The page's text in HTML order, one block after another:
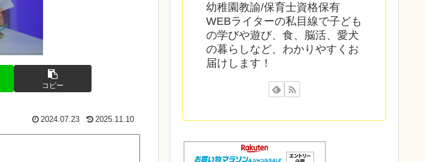
コピー
2024.07.23 2025.11.10
幼稚園教諭/保育士資格保有
WEBライターの私目線で子ども
の学びや遊び、食、脳活、愛犬
の暮らしなど、わかりやすくお
届けします！